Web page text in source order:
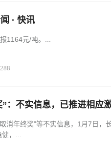
· 快讯
1164元/吨。...
288
：不实信息，已推进相应
消年终奖”等不实信息，1月7日，
，...